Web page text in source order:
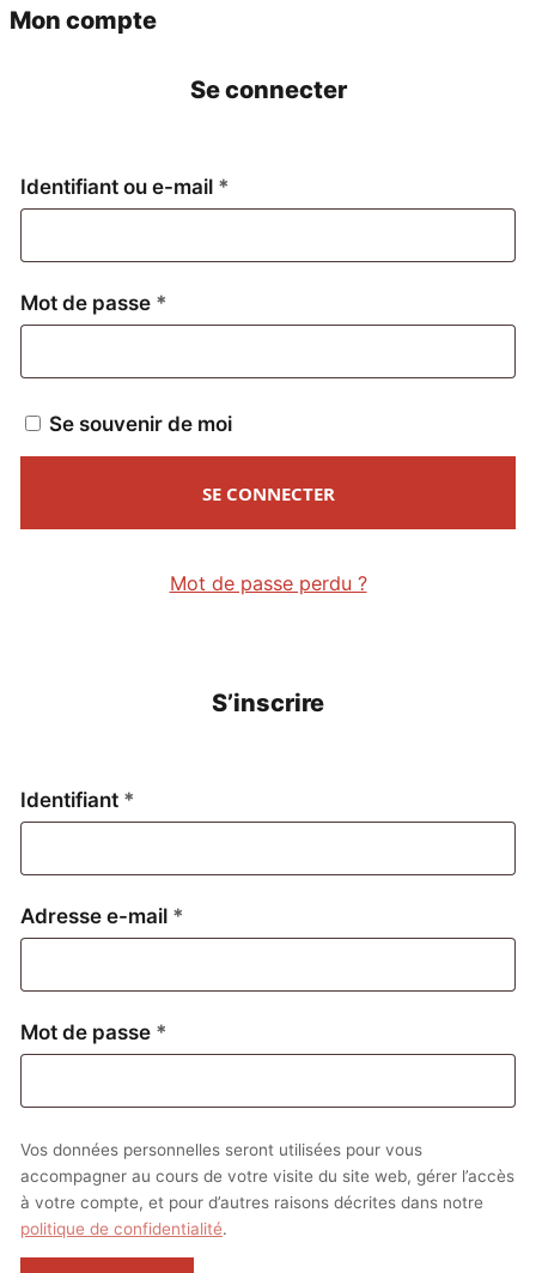
Mon compte
Se connecter
Identifiant ou e-mail *
Mot de passe *
Se souvenir de moi
SE CONNECTER
Mot de passe perdu ?
S’inscrire
Identifiant *
Adresse e-mail *
Mot de passe *
Vos données personnelles seront utilisées pour vous
accompagner au cours de votre visite du site web, gérer l’accès
à votre compte, et pour d’autres raisons décrites dans notre
politique de confidentialité.